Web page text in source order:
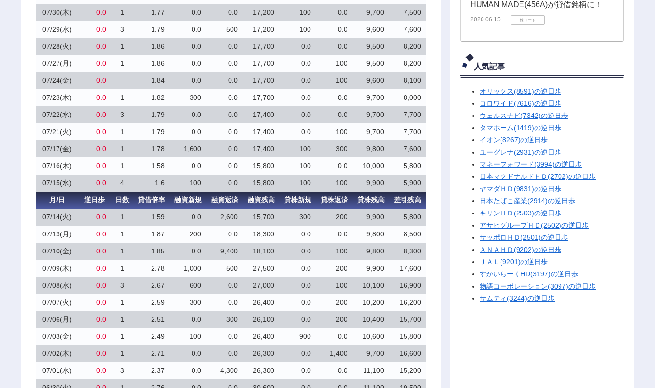
07/30(木) 0.0 1 1.77 0.0 0.0 17,200 100 0.0 9,700 7,500
07/29(水) 0.0 3 1.79 0.0 500 17,200 100 0.0 9,600 7,600
07/28(火) 0.0 1 1.86 0.0 0.0 17,700 0.0 0.0 9,500 8,200
07/27(月) 0.0 1 1.86 0.0 0.0 17,700 0.0 100 9,500 8,200
07/24(金) 0.0 1.84 0.0 0.0 17,700 0.0 100 9,600 8,100
07/23(木) 0.0 1 1.82 300 0.0 17,700 0.0 0.0 9,700 8,000
07/22(水) 0.0 3 1.79 0.0 0.0 17,400 0.0 0.0 9,700 7,700
07/21(火) 0.0 1 1.79 0.0 0.0 17,400 0.0 100 9,700 7,700
07/17(金) 0.0 1 1.78 1,600 0.0 17,400 100 300 9,800 7,600
07/16(木) 0.0 1 1.58 0.0 0.0 15,800 100 0.0 10,000 5,800
07/15(水) 0.0 4 1.6 100 0.0 15,800 100 100 9,900 5,900
月/日 逆日歩 日数 貸借倍率 融資新規 融資返済 融資残高 貸株新規 貸株返済 貸株残高 差引残高
07/14(火) 0.0 1 1.59 0.0 2,600 15,700 300 200 9,900 5,800
07/13(月) 0.0 1 1.87 200 0.0 18,300 0.0 0.0 9,800 8,500
07/10(金) 0.0 1 1.85 0.0 9,400 18,100 0.0 100 9,800 8,300
07/09(木) 0.0 1 2.78 1,000 500 27,500 0.0 200 9,900 17,600
07/08(水) 0.0 3 2.67 600 0.0 27,000 0.0 100 10,100 16,900
07/07(火) 0.0 1 2.59 300 0.0 26,400 0.0 200 10,200 16,200
07/06(月) 0.0 1 2.51 0.0 300 26,100 0.0 200 10,400 15,700
07/03(金) 0.0 1 2.49 100 0.0 26,400 900 0.0 10,600 15,800
07/02(木) 0.0 1 2.71 0.0 0.0 26,300 0.0 1,400 9,700 16,600
07/01(水) 0.0 3 2.37 0.0 4,300 26,300 0.0 0.0 11,100 15,200
HUMAN MADE(456A)が貸借銘柄に！
2026.06.15 株コード
人気記事
オリックス(8591)の逆日歩
コロワイド(7616)の逆日歩
ウェルスナビ(7342)の逆日歩
タマホーム(1419)の逆日歩
イオン(8267)の逆日歩
ユーグレナ(2931)の逆日歩
マネーフォワード(3994)の逆日歩
日本マクドナルドＨＤ(2702)の逆日歩
ヤマダＨＤ(9831)の逆日歩
日本たばこ産業(2914)の逆日歩
キリンＨＤ(2503)の逆日歩
アサヒグループＨＤ(2502)の逆日歩
サッポロＨＤ(2501)の逆日歩
ＡＮＡＨＤ(9202)の逆日歩
ＪＡＬ(9201)の逆日歩
すかいらーくHD(3197)の逆日歩
物語コーポレーション(3097)の逆日歩
サムティ(3244)の逆日歩